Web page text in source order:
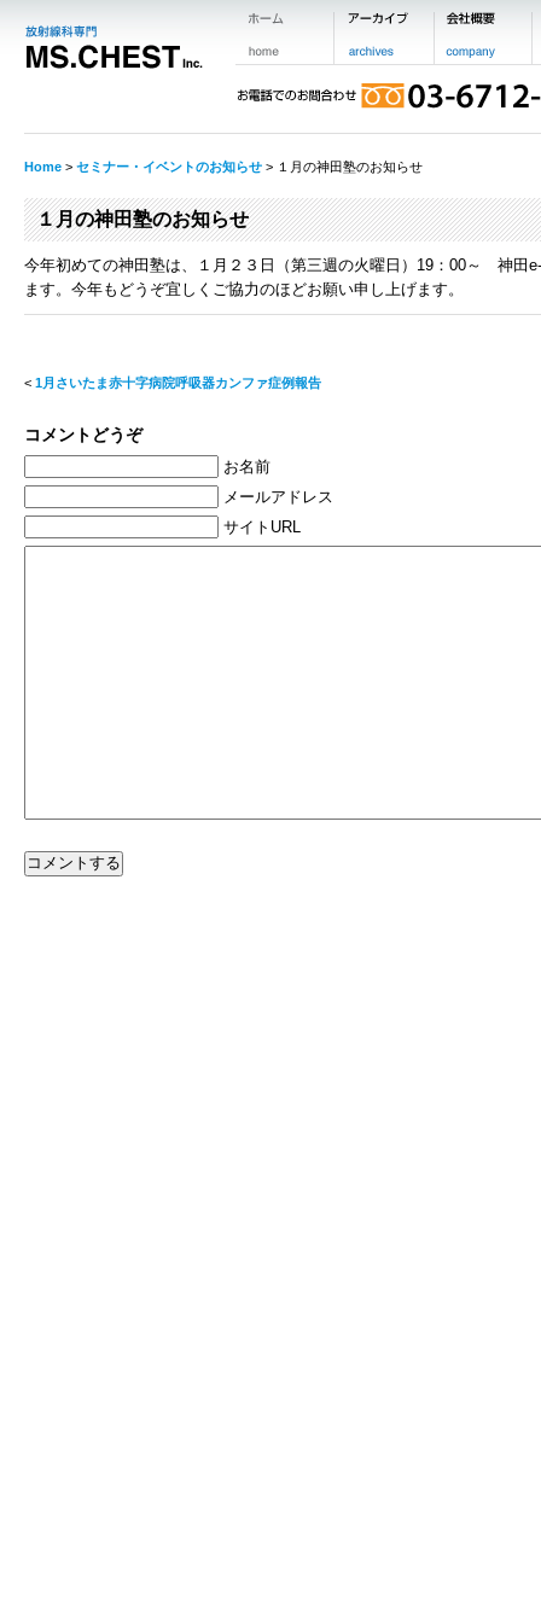
Home > セミナー・イベントのお知らせ > １月の神田塾のお知らせ
１月の神田塾のお知らせ
今年初めての神田塾は、１月２３日（第三週の火曜日）19：00～ 神田
ます。今年もどうぞ宜しくご協力のほどお願い申し上げます。
< 1月さいたま赤十字病院呼吸器カンファ症例報告
コメントどうぞ
お名前
メールアドレス
サイトURL